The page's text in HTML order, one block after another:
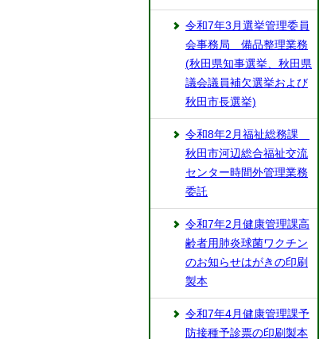
令和7年3月選挙管理委員
会事務局 備品整理業務
(秋田県知事選挙、秋田県
議会議員補欠選挙および
秋田市長選挙)
令和8年2月福祉総務課
秋田市河辺総合福祉交流
センター時間外管理業務
委託
令和7年2月健康管理課高
齢者用肺炎球菌ワクチン
のお知らせはがきの印刷
製本
令和7年4月健康管理課予
防接種予診票の印刷製本